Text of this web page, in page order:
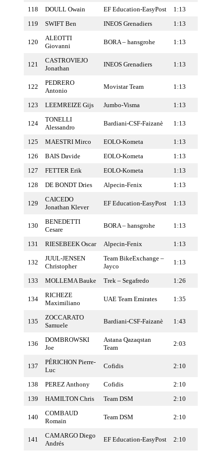
118 DOULL Owain EF Education-EasyPost
1:13
119
SWIFT Ben INEOS Grenadiers 1:13
120
ALEOTTI
Giovanni
BORA – hansgrohe 1:13
121
CASTROVIEJO
Jonathan
INEOS Grenadiers 1:13
122
PEDRERO
Antonio
Movistar Team 1:13
123 LEEMREIZE Gijs Jumbo-Visma 1:13
124
TONELLI
Alessandro
Bardiani-CSF-Faizanè 1:13
125 MAESTRI Mirco EOLO-Kometa
1:13
126
BAIS Davide EOLO-Kometa
1:13
127
FETTER Erik EOLO-Kometa
1:13
128
DE BONDT Dries Alpecin-Fenix 1:13
129
CAICEDO
Jonathan Klever
EF Education-EasyPost 1:13
130
BENEDETTI
Cesare
BORA – hansgrohe 1:13
131 RIESEBEEK Oscar Alpecin-Fenix 1:13
132
JUUL-JENSEN
Christopher
Team BikeExchange –
Jayco
1:13
133 MOLLEMA Bauke Trek – Segafredo 1:26
134
RICHEZE
Maximiliano
UAE Team Emirates 1:35
135
ZOCCARATO
Samuele
Bardiani-CSF-Faizanè 1:43
136
DOMBROWSKI
Joe
Astana Qazaqstan
Team
2:03
137
PÉRICHON Pierre-
Luc
Cofidis 2:10
138 PEREZ Anthony Cofidis
2:10
139
HAMILTON Chris Team DSM 2:10
140
COMBAUD
Romain
Team DSM 2:10
141
CAMARGO Diego
Andrés
EF Education-EasyPost 2:10